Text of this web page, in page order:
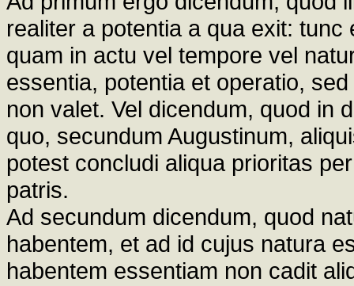
realiter a potentia a qua exit:
quam in actu vel tempore vel
essentia, potentia et operatio,
non valet. Vel dicendum, quod in
quo, secundum Augustinum,
potest concludi aliqua prioritas
patris.
Ad secundum dicendum, quod
habentem, et ad id cujus natura
habentem essentiam non cadit